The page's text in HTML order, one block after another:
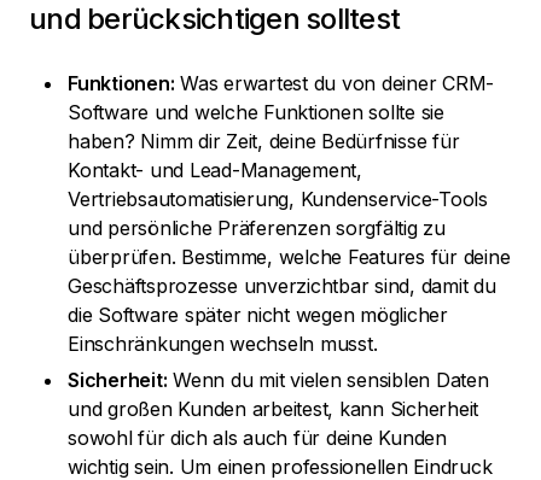
und berücksichtigen solltest
Funktionen: Was erwartest du von deiner CRM-
Software und welche Funktionen sollte sie
haben? Nimm dir Zeit, deine Bedürfnisse für
Kontakt- und Lead-Management,
Vertriebsautomatisierung, Kundenservice-Tools
und persönliche Präferenzen sorgfältig zu
überprüfen. Bestimme, welche Features für deine
Geschäftsprozesse unverzichtbar sind, damit du
die Software später nicht wegen möglicher
Einschränkungen wechseln musst.
Sicherheit: Wenn du mit vielen sensiblen Daten
und großen Kunden arbeitest, kann Sicherheit
sowohl für dich als auch für deine Kunden
wichtig sein. Um einen professionellen Eindruck